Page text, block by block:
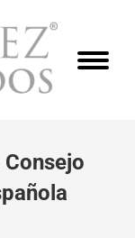
Consejo